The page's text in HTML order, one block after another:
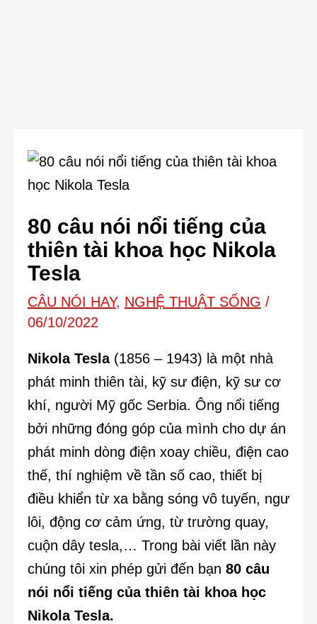
80 câu nói nổi tiếng của
thiên tài khoa học Nikola
Tesla
CÂU NÓI HAY, NGHỆ THUẬT SỐNG /
06/10/2022
Nikola Tesla(1856 – 1943) là một nhà
phát minh thiên tài, kỹ sư điện, kỹ sư cơ
khí, người Mỹ gốc Serbia. Ông nổi tiếng
bởi những đóng góp của mình cho dự án
phát minh dòng điện xoay chiều, điện cao
thế, thí nghiệm về tần số cao, thiết bị
điều khiển từ xa bằng sóng vô tuyến, ngư
lôi, động cơ cảm ứng, từ trường quay,
cuộn dây tesla,… Trong bài viết lần này
chúng tôi xin phép gửi đến bạn 80 câu
nói nổi tiếng của thiên tài khoa học
Nikola Tesla.